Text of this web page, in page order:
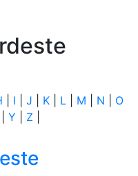
I J K L M N
O
Y Z